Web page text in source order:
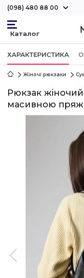
(098) 480 88 00
ХАРАКТЕРИСТИКА
Жіночі рюкзаки
Рюкзак
масивною